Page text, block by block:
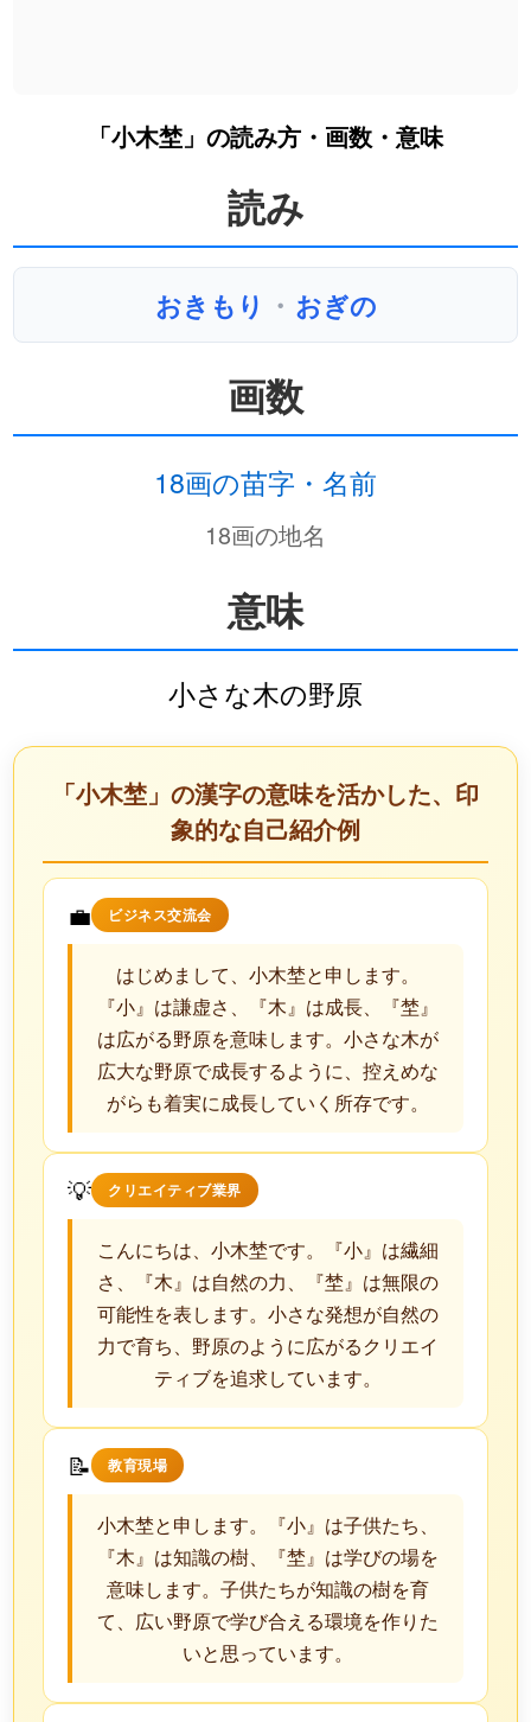
「小木埜」の読み方・画数・意味
読み
おきもり ・ おぎの
画数
18画の苗字・名前
18画の地名
意味
小さな木の野原
「小木埜」の漢字の意味を活かした、印
象的な自己紹介例
💼 ビジネス交流会
はじめまして、小木埜と申します。
『小』は謙虚さ、『木』は成長、『埜』
は広がる野原を意味します。小さな木が
広大な野原で成長するように、控えめな
がらも着実に成長していく所存です。
💡 クリエイティブ業界
こんにちは、小木埜です。『小』は繊細
さ、『木』は自然の力、『埜』は無限の
可能性を表します。小さな発想が自然の
力で育ち、野原のように広がるクリエイ
ティブを追求しています。
📝 教育現場
小木埜と申します。『小』は子供たち、
『木』は知識の樹、『埜』は学びの場を
意味します。子供たちが知識の樹を育
て、広い野原で学び合える環境を作りた
いと思っています。